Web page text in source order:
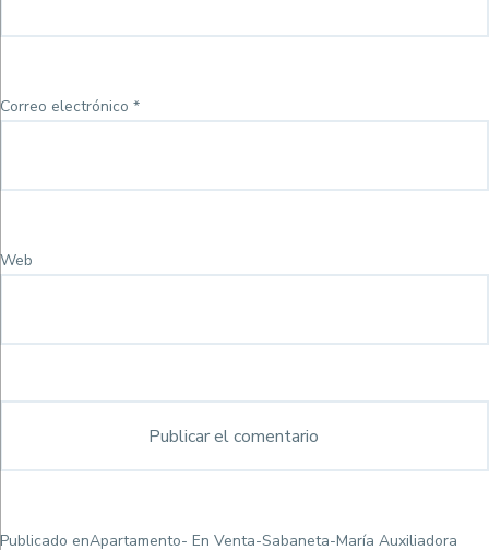
Correo electrónico *
Web
Navegación
Publicado enApartamento- En Venta-Sabaneta-María Auxiliadora